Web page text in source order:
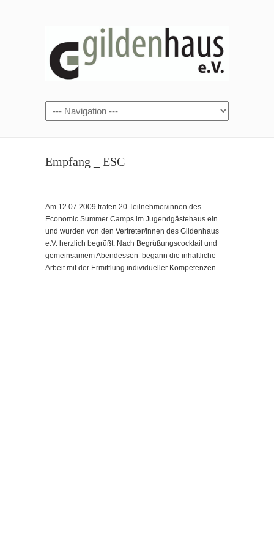
Empfang _ ESC
Am 12.07.2009 trafen 20 Teilnehmer/innen des
Economic Summer Camps im Jugendgästehaus ein
und wurden von den Vertreter/innen des Gildenhaus
e.V. herzlich begrüßt. Nach Begrüßungscocktail und
gemeinsamem Abendessen begann die inhaltliche
Arbeit mit der Ermittlung individueller Kompetenzen.